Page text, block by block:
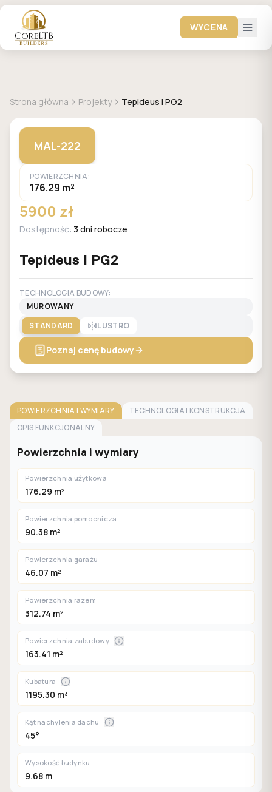
WYCENA
Strona główna Projekty Tepideus I PG2
MAL-222
POWIERZCHNIA:
176.29 m²
5900 zł
Dostępność: 3 dni robocze
Tepideus I PG2
TECHNOLOGIA BUDOWY:
MUROWANY
STANDARD
LUSTRO
Poznaj cenę budowy
POWIERZCHNIA I WYMIARY
TECHNOLOGIA I KONSTRUKCJA
OPIS FUNKCJONALNY
Powierzchnia i wymiary
Powierzchnia użytkowa
176.29 m²
Powierzchnia pomocnicza
90.38 m²
Powierzchnia garażu
46.07 m²
Powierzchnia razem
312.74 m²
Powierzchnia zabudowy
163.41 m²
Kubatura
1195.30 m³
Kąt nachylenia dachu
45°
Wysokość budynku
9.68 m